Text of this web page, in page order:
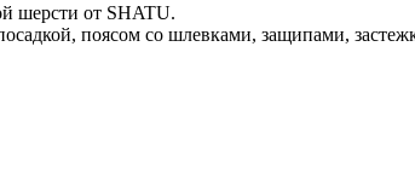
шерсти от SHATU.
поясом со шлевками, защипами,